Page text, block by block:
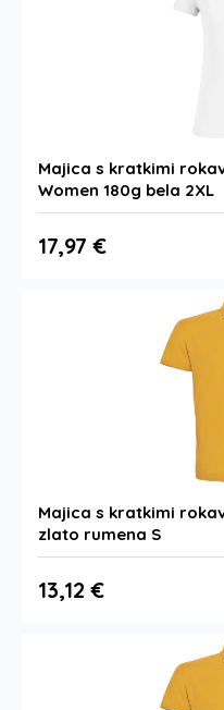
Majica s kratkimi
Women 180g bela 2XL
17,97 €
Majica s kratkimi
zlato rumena S
13,12 €